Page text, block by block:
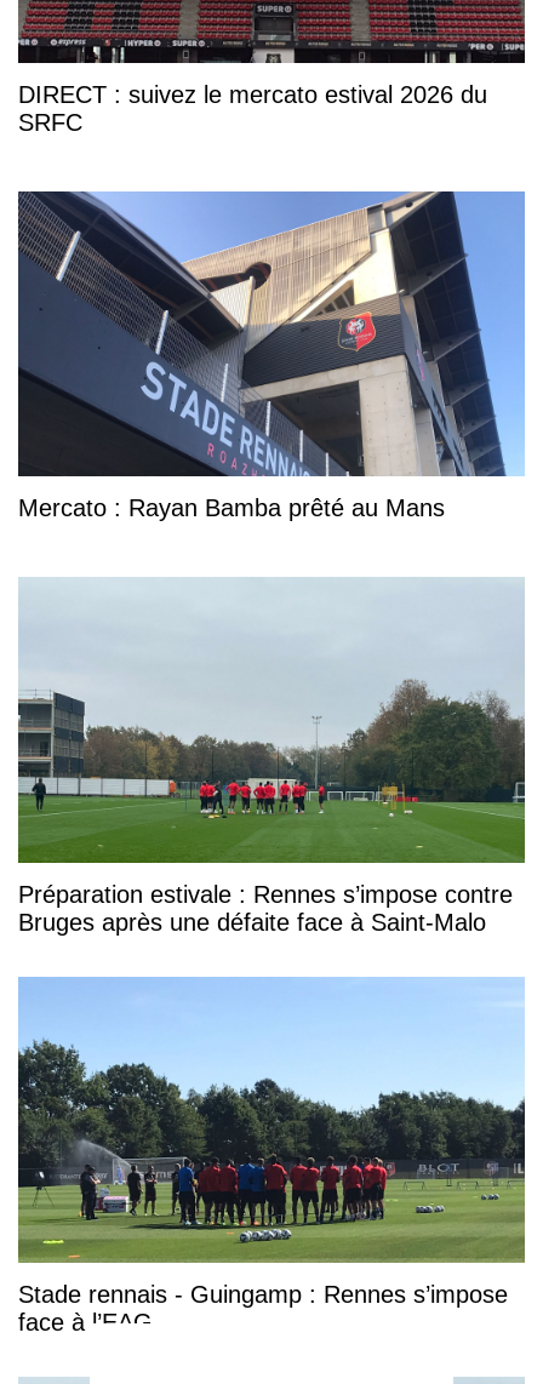
DIRECT : suivez le mercato estival 2026 du
SRFC
Mercato : Rayan Bamba prêté au Mans
Préparation estivale : Rennes s’impose contre
Bruges après une défaite face à Saint-Malo
Stade rennais - Guingamp : Rennes s’impose
face à l’EAG